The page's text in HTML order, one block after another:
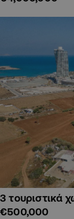
3 τουριστικά
€500,000